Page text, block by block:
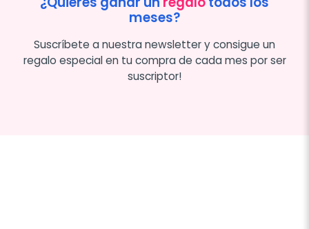
meses?
Suscríbete a nuestra newsletter y consigue un
regalo especial en tu compra de cada mes por ser
suscriptor!